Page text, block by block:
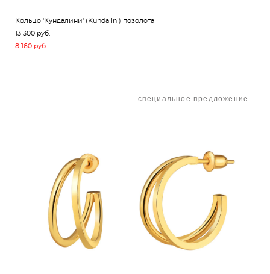
Кольцо 'Кундалини' (Kundalini) позолота
13 300 pуб.
8 160 pуб.
специальное предложение